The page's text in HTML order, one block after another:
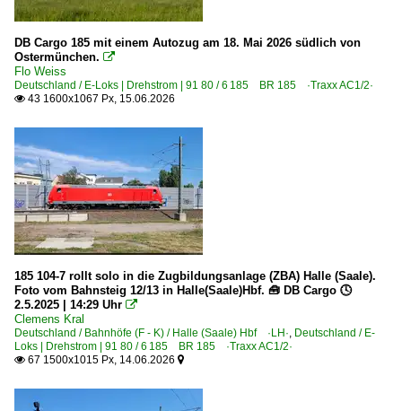
DB Cargo 185 mit einem Autozug am 18. Mai 2026 südlich von
Ostermünchen. 
Flo Weiss
Deutschland / E-Loks | Drehstrom | 91 80 / 6 185 BR 185 ·Traxx AC1/2·
 43 1600x1067 Px, 15.06.2026
185 104-7 rollt solo in die Zugbildungsanlage (ZBA) Halle (Saale).
Foto vom Bahnsteig 12/13 in Halle(Saale)Hbf. 🧰 DB Cargo 🕓
2.5.2025 | 14:29 Uhr 
Clemens Kral
Deutschland / Bahnhöfe (F - K) / Halle (Saale) Hbf ·LH·, Deutschland / E-
Loks | Drehstrom | 91 80 / 6 185 BR 185 ·Traxx AC1/2·
 67 1500x1015 Px, 14.06.2026 